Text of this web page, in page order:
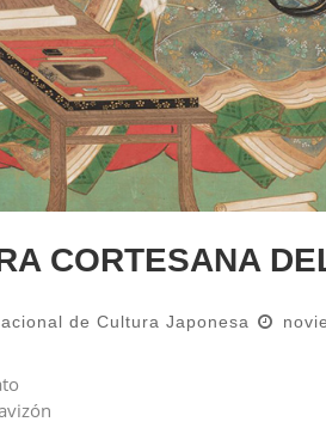
CORTESANA
de Cultura Japonesa